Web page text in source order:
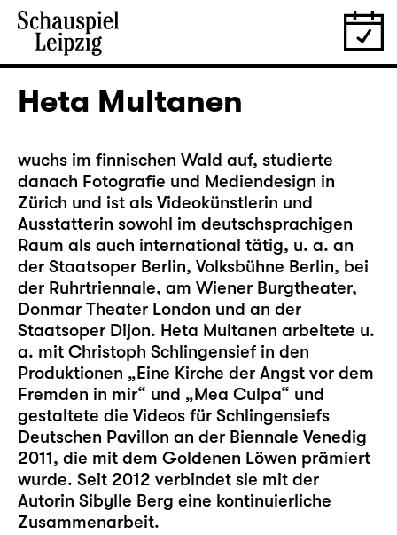
Heta Multanen
wuchs im finnischen Wald auf, studierte
danach Fotografie und Mediendesign in
Zürich und ist als Videokünstlerin und
Ausstatterin sowohl im deutschsprachigen
Raum als auch international tätig, u. a. an
der Staatsoper Berlin, Volksbühne Berlin, bei
der Ruhrtriennale, am Wiener Burgtheater,
Donmar Theater London und an der
Staatsoper Dijon. Heta Multanen arbeitete u.
a. mit Christoph Schlingensief in den
Produktionen „Eine Kirche der Angst vor dem
Fremden in mir“ und „Mea Culpa“ und
gestaltete die Videos für Schlingensiefs
Deutschen Pavillon an der Biennale Venedig
2011, die mit dem Goldenen Löwen prämiert
wurde. Seit 2012 verbindet sie mit der
Autorin Sibylle Berg eine kontinuierliche
Zusammenarbeit.